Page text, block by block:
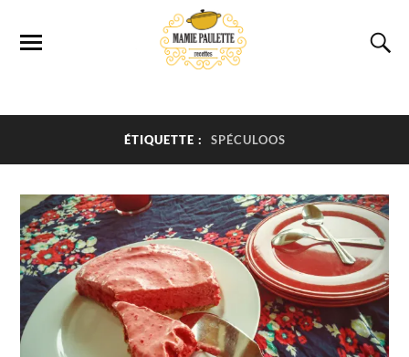
ÉTIQUETTE : SPÉCULOOS